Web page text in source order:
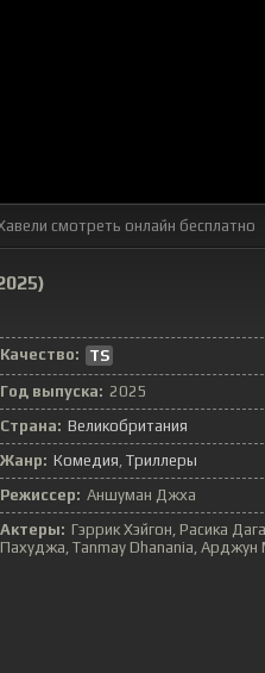
смотреть онлайн бесплатно
Качество:
TS
Год выпуска: 2025
Страна: Великобритания
Жанр: Комедия Триллеры
Режиссер: Аншуман Джха
Актеры: Гэррик Хэйгон, Расика
Пахуджа, Tanmay Dhanania, Арджун